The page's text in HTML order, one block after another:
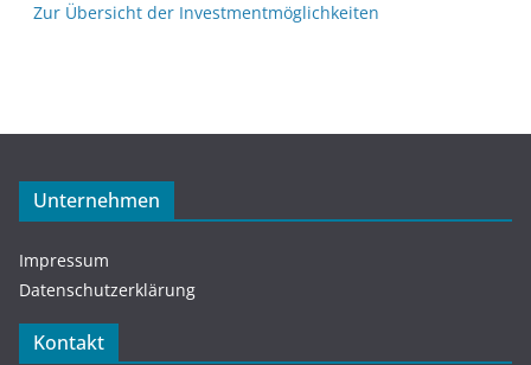
Zur Übersicht der Investmentmöglichkeiten
Unternehmen
Impressum
Datenschutzerklärung
Kontakt